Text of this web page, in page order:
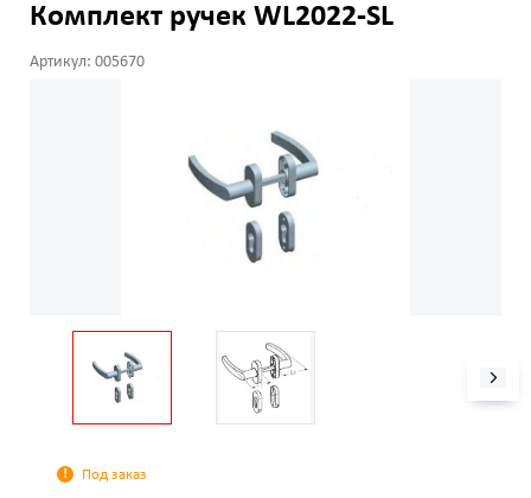
Комплект ручек WL2022-SL
Артикул: 005670
Под заказ